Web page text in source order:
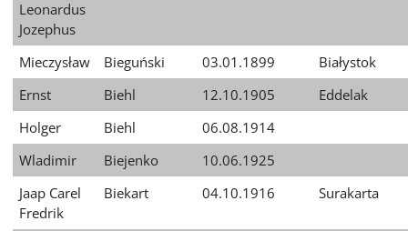
Leonardus
Jozephus
Mieczysław Bieguński 03.01.1899
Białystok
Ernst
Biehl 12.10.1905
Eddelak
Holger
Biehl
06.08.1914
Wladimir
Biejenko
10.06.1925
Jaap Carel
Fredrik
Biekart 04.10.1916 Surakarta